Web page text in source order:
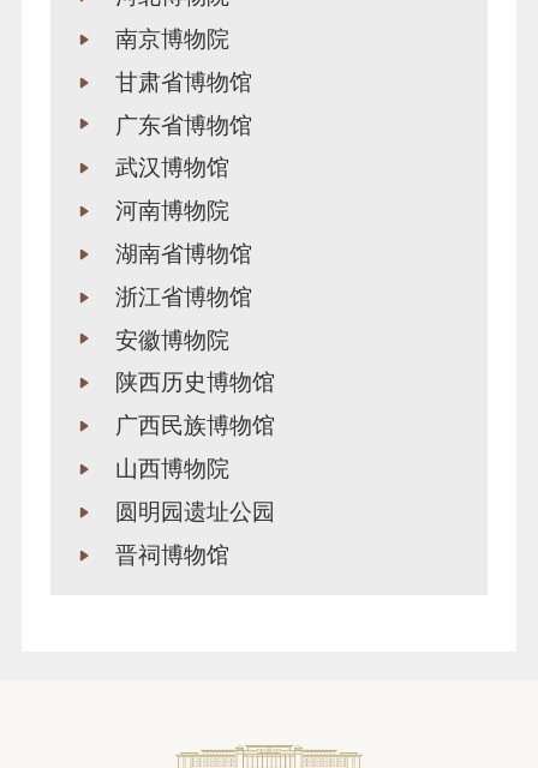
南京博物院
甘肃省博物馆
广东省博物馆
武汉博物馆
河南博物院
湖南省博物馆
浙江省博物馆
安徽博物院
陕西历史博物馆
广西民族博物馆
山西博物院
圆明园遗址公园
晋祠博物馆